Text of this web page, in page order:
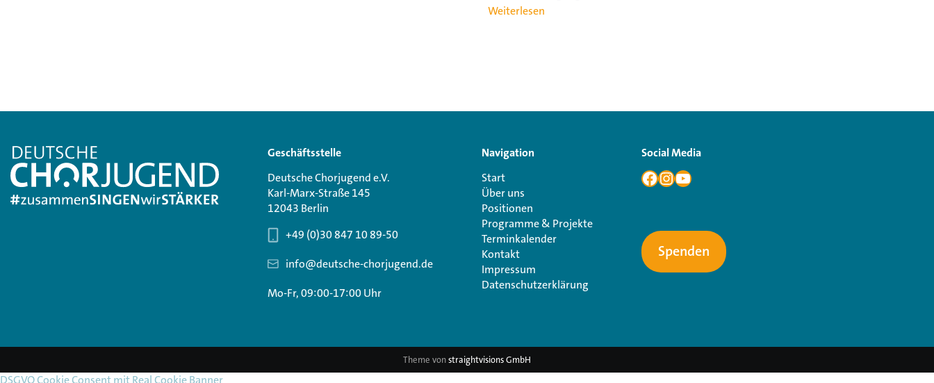
Weiterlesen
Geschäftsstelle
Deutsche Chorjugend e.V.
Karl-Marx-Straße 145
12043 Berlin
+49 (0)30 847 10 89-50
info@deutsche-chorjugend.de
Mo-Fr, 09:00-17:00 Uhr
Navigation
Start
Über uns
Positionen
Programme & Projekte
Terminkalender
Kontakt
Impressum
Datenschutzerklärung
Social Media
Spenden
Theme vonstraightvisions GmbH
DSGVO Cookie Consent mit Real Cookie Banner